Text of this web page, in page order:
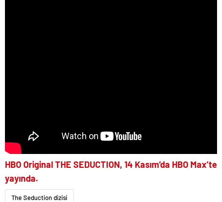
HBO Original THE SEDUCTION, 14 Kasım’da HBO Max’te
yayında.
The Seduction dizisi